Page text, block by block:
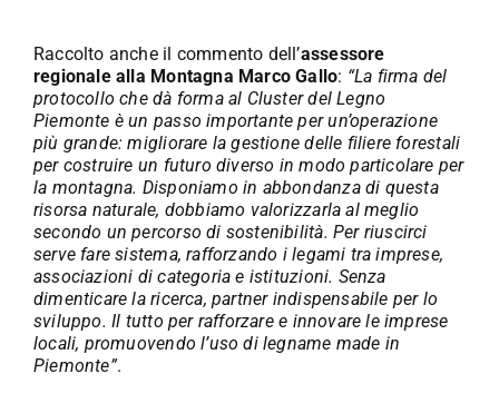
Raccolto anche il commento dell’assessore
regionale alla Montagna Marco Gallo: “La firma del
protocollo che dà forma al Cluster del Legno
Piemonte è un passo importante per un’operazione
più grande: migliorare la gestione delle filiere forestali
per costruire un futuro diverso in modo particolare per
la montagna. Disponiamo in abbondanza di questa
risorsa naturale, dobbiamo valorizzarla al meglio
secondo un percorso di sostenibilità. Per riuscirci
serve fare sistema, rafforzando i legami tra imprese,
associazioni di categoria e istituzioni. Senza
dimenticare la ricerca, partner indispensabile per lo
sviluppo. Il tutto per rafforzare e innovare le imprese
locali, promuovendo l’uso di legname made in
Piemonte”.